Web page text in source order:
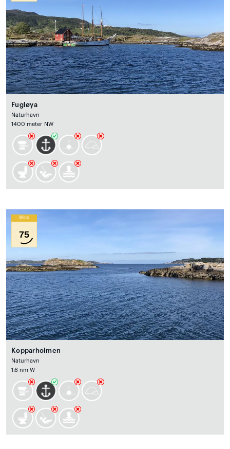
Fugløya
Naturhavn
1400 meter NW
Wind
75
Kopparholmen
Naturhavn
1.6 nm W